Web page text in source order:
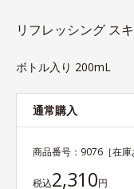
リフレッシング ス
ボトル入り 200mL
通常購入
商品番号： 9076 ［在
税込2,310円